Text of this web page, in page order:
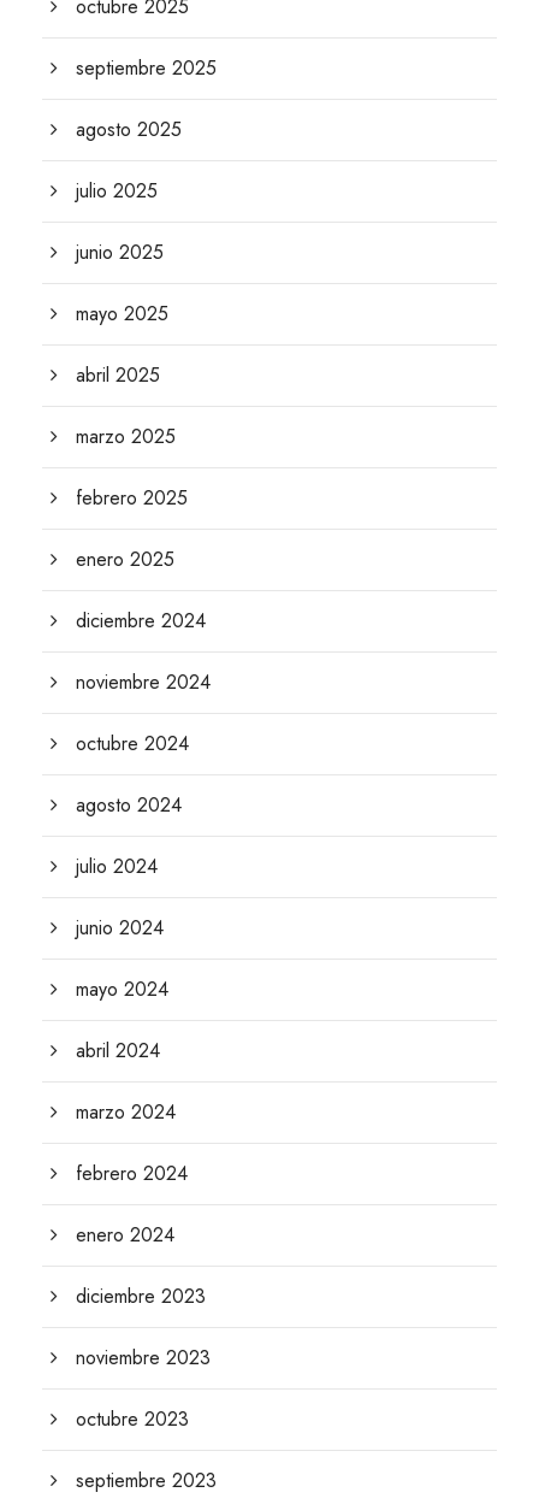
octubre 2025
septiembre 2025
agosto 2025
julio 2025
junio 2025
mayo 2025
abril 2025
marzo 2025
febrero 2025
enero 2025
diciembre 2024
noviembre 2024
octubre 2024
agosto 2024
julio 2024
junio 2024
mayo 2024
abril 2024
marzo 2024
febrero 2024
enero 2024
diciembre 2023
noviembre 2023
octubre 2023
septiembre 2023